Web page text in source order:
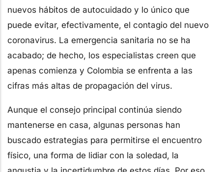
nuevos hábitos de autocuidado y lo único que
puede evitar, efectivamente, el contagio del nuevo
coronavirus. La emergencia sanitaria no se ha
acabado; de hecho, los especialistas creen que
apenas comienza y Colombia se enfrenta a las
cifras más altas de propagación del virus.
Aunque el consejo principal continúa siendo
mantenerse en casa, algunas personas han
buscado estrategias para permitirse el encuentro
físico, una forma de lidiar con la soledad, la